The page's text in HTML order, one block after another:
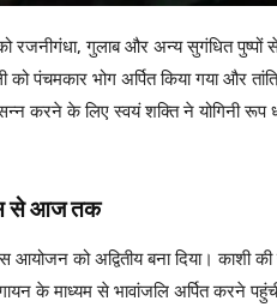
रजनीगंधा, गुलाब और अन्य सुगंधित पुष्पों
पंचमकार भोग अर्पित किया गया और
करने के लिए स्वयं शक्ति ने योगिनी रूप
से आज तक
आयोजन को अद्वितीय बना दिया।
के माध्यम से भावांजलि अर्पित करने